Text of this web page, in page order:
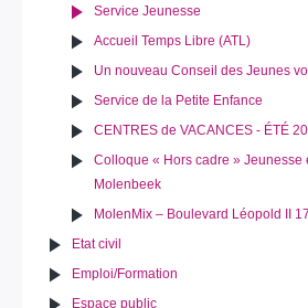
Service Jeunesse
Accueil Temps Libre (ATL)
Un nouveau Conseil des Jeunes
Service de la Petite Enfance
CENTRES de VACANCES - ÉTÉ
Colloque « Hors cadre » Jeunesse
Molenbeek
MolenMix – Boulevard Léopold II
Etat civil
Emploi/Formation
Espace public